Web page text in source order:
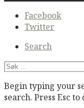
Secondary
navigation
Facebook
Twitter
Search
Søk
Begin typing your
search. Press Esc to